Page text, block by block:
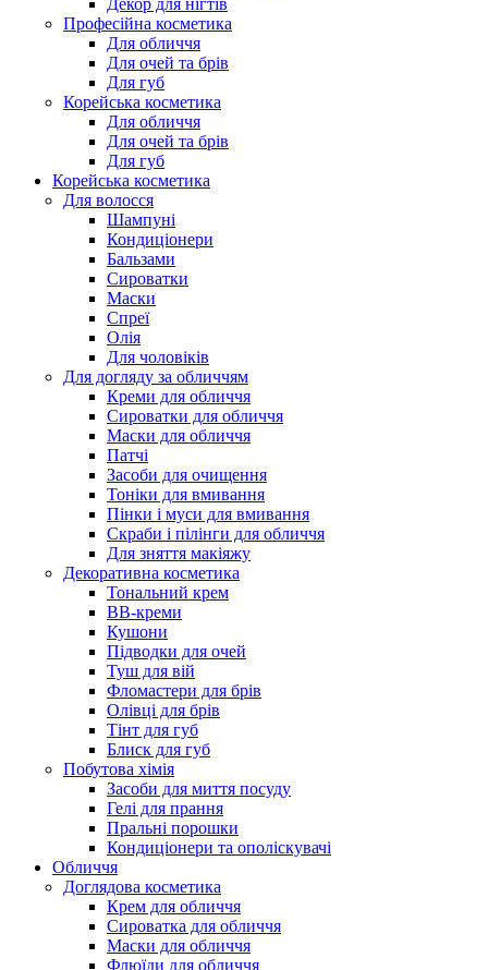
Декор для нігтів
Професійна косметика
Для обличчя
Для очей та брів
Для губ
Корейська косметика
Для обличчя
Для очей та брів
Для губ
Корейська косметика
Для волосся
Шампуні
Кондиціонери
Бальзами
Сироватки
Маски
Спреї
Олія
Для чоловіків
Для догляду за обличчям
Креми для обличчя
Сироватки для обличчя
Маски для обличчя
Патчі
Засоби для очищення
Тоніки для вмивання
Пінки і муси для вмивання
Скраби і пілінги для обличчя
Для зняття макіяжу
Декоративна косметика
Тональний крем
BB-креми
Кушони
Підводки для очей
Туш для вій
Фломастери для брів
Олівці для брів
Тінт для губ
Блиск для губ
Побутова хімія
Засоби для миття посуду
Гелі для прання
Пральні порошки
Кондиціонери та ополіскувачі
Обличчя
Доглядова косметика
Крем для обличчя
Сироватка для обличчя
Маски для обличчя
Флюїди для обличчя